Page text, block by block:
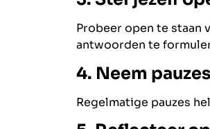
Probeer open te staan
antwoorden te
4. Neem pauzes
Regelmatige pauzes